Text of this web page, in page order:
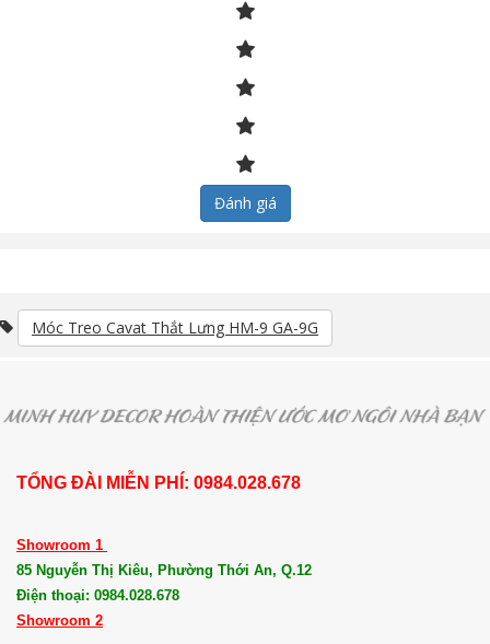
Đánh giá
Móc Treo Cavat Thắt Lưng HM-9 GA-9G
TỔNG ĐÀI MIỄN PHÍ: 0984.028.678
Showroom 1
85 Nguyễn Thị Kiêu, Phường Thới An, Q.12
Điện thoại: 0984.028.678
Showroom 2